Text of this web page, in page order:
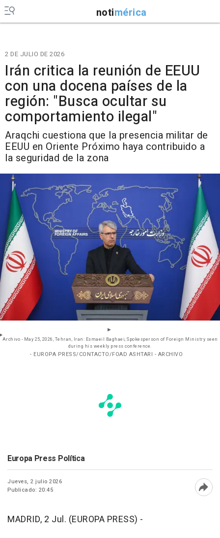
notimérica
2 DE JULIO DE 2026
Irán critica la reunión de EEUU
con una docena países de la
región: "Busca ocultar su
comportamiento ilegal"
Araqchi cuestiona que la presencia militar de
EEUU en Oriente Próximo haya contribuido a
la seguridad de la zona
Archivo - May 25, 2026, Tehran, Iran: Esmaeil Baghaei, Spokesperson of Foreign Ministry seen
during his weekly press conference.
- EUROPA PRESS/CONTACTO/FOAD ASHTARI - ARCHIVO
Europa Press Política
Jueves, 2 julio 2026
Publicado: 20:45
MADRID, 2 Jul. (EUROPA PRESS) -